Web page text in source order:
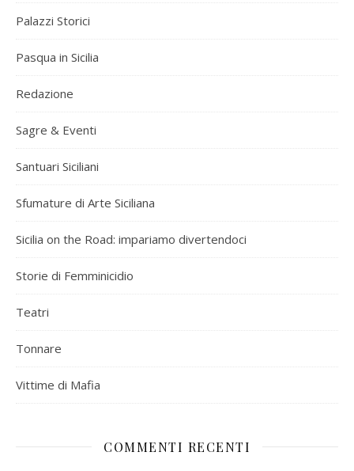
Palazzi Storici
Pasqua in Sicilia
Redazione
Sagre & Eventi
Santuari Siciliani
Sfumature di Arte Siciliana
Sicilia on the Road: impariamo divertendoci
Storie di Femminicidio
Teatri
Tonnare
Vittime di Mafia
COMMENTI RECENTI